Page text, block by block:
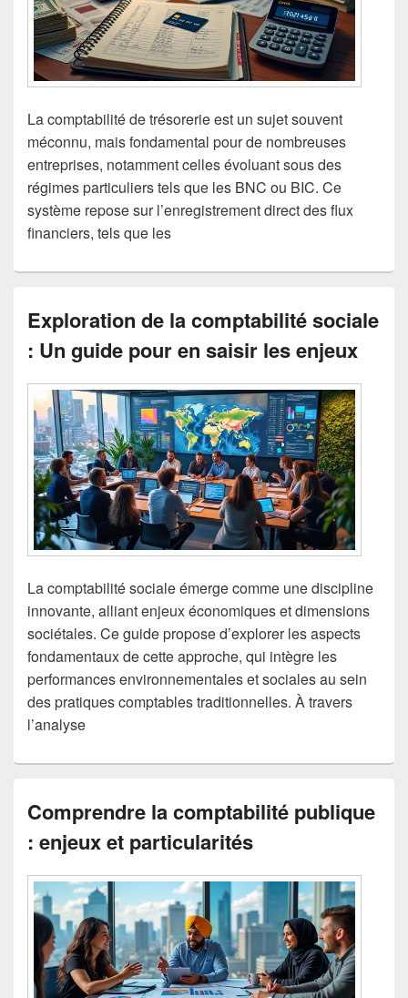
La comptabilité de trésorerie est un sujet souvent
méconnu, mais fondamental pour de nombreuses
entreprises, notamment celles évoluant sous des
régimes particuliers tels que les BNC ou BIC. Ce
système repose sur l’enregistrement direct des flux
financiers, tels que les
Exploration de la comptabilité sociale
: Un guide pour en saisir les enjeux
La comptabilité sociale émerge comme une discipline
innovante, alliant enjeux économiques et dimensions
sociétales. Ce guide propose d’explorer les aspects
fondamentaux de cette approche, qui intègre les
performances environnementales et sociales au sein
des pratiques comptables traditionnelles. À travers
l’analyse
Comprendre la comptabilité publique
: enjeux et particularités